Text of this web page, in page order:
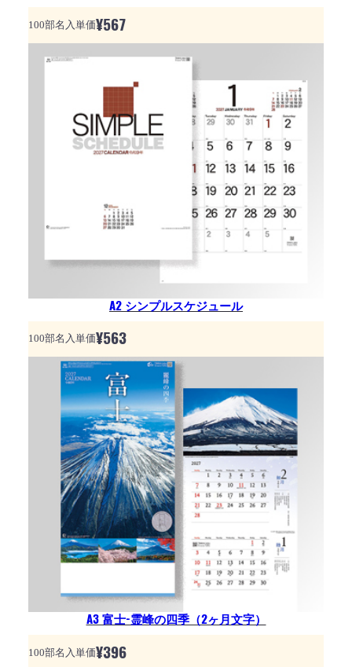
100部名入単価¥567
A2 シンプルスケジュール
100部名入単価¥563
A3 富士-霊峰の四季（2ヶ月文字）
100部名入単価¥396